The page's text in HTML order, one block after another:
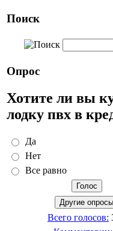
Поиск
Опрос
Хотите ли вы
лодку пвх в
Да
Нет
Все равно
Всего голосов: